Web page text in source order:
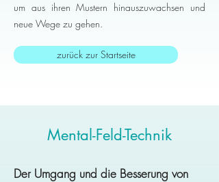
Mental-Feld-Technik
Der Umgang und die Besserung von
um aus ihren Mustern hinauszuwachsen und
neue Wege zu gehen.
zurück zur Startseite